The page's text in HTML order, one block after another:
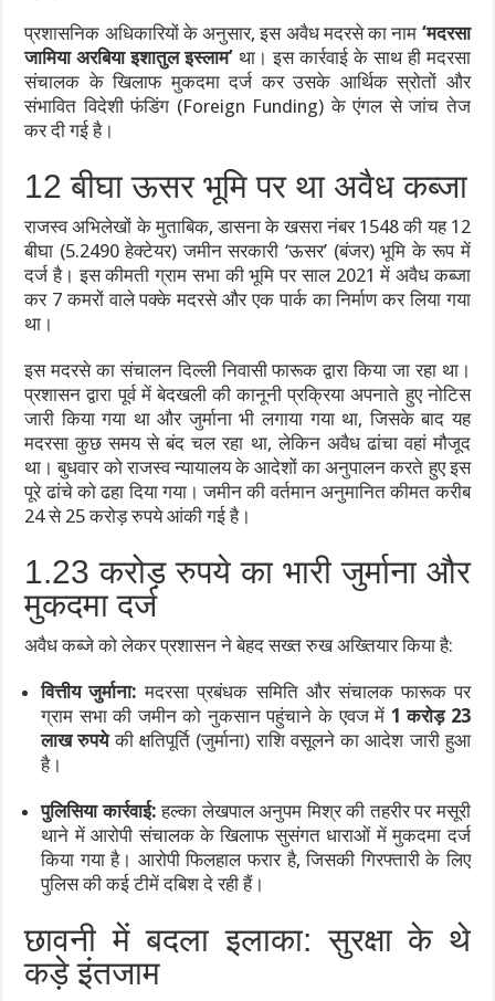
प्रशासनिक अधिकारियों के अनुसार, इस अवैध मदरसे का नाम ‘मदरसा
जामिया अरबिया इशातुल इस्लाम’ था। इस कार्रवाई के साथ ही मदरसा
संचालक के खिलाफ मुकदमा दर्ज कर उसके आर्थिक स्रोतों और
संभावित विदेशी फंडिंग (Foreign Funding) के एंगल से जांच तेज
कर दी गई है।
12 बीघा ऊसर भूमि पर था अवैध कब्जा
राजस्व अभिलेखों के मुताबिक, डासना के खसरा नंबर 1548 की यह 12
बीघा (5.2490 हेक्टेयर) जमीन सरकारी ‘ऊसर’ (बंजर) भूमि के रूप में
दर्ज है। इस कीमती ग्राम सभा की भूमि पर साल 2021 में अवैध कब्जा
कर 7 कमरों वाले पक्के मदरसे और एक पार्क का निर्माण कर लिया गया
था।
इस मदरसे का संचालन दिल्ली निवासी फारूक द्वारा किया जा रहा था।
प्रशासन द्वारा पूर्व में बेदखली की कानूनी प्रक्रिया अपनाते हुए नोटिस
जारी किया गया था और जुर्माना भी लगाया गया था, जिसके बाद यह
मदरसा कुछ समय से बंद चल रहा था, लेकिन अवैध ढांचा वहां मौजूद
था। बुधवार को राजस्व न्यायालय के आदेशों का अनुपालन करते हुए इस
पूरे ढांचे को ढहा दिया गया। जमीन की वर्तमान अनुमानित कीमत करीब
24 से 25 करोड़ रुपये आंकी गई है।
1.23 करोड़ रुपये का भारी जुर्माना और
मुकदमा दर्ज
अवैध कब्जे को लेकर प्रशासन ने बेहद सख्त रुख अख्तियार किया है:
वित्तीय जुर्माना: मदरसा प्रबंधक समिति और संचालक फारूक पर
ग्राम सभा की जमीन को नुकसान पहुंचाने के एवज में 1 करोड़ 23
लाख रुपयेकी क्षतिपूर्ति (जुर्माना) राशि वसूलने का आदेश जारी हुआ
है।
पुलिसिया कार्रवाई: हल्का लेखपाल अनुपम मिश्र की तहरीर पर मसूरी
थाने में आरोपी संचालक के खिलाफ सुसंगत धाराओं में मुकदमा दर्ज
किया गया है। आरोपी फिलहाल फरार है, जिसकी गिरफ्तारी के लिए
पुलिस की कई टीमें दबिश दे रही हैं।
छावनी में बदला इलाका: सुरक्षा के थे
कड़े इंतजाम